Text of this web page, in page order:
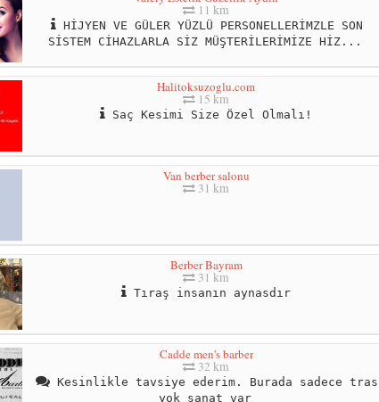
11 km
HİJYEN VE GÜLER YÜZLÜ PERSONELLERİMZLE SON
SİSTEM CİHAZLARLA SİZ MÜŞTERİLERİMİZE HİZ...
Halitoksuzoglu.com
15 km
Saç Kesimi Size Özel Olmalı!
Van berber salonu
31 km
Berber Bayram
31 km
Tıraş insanın aynasdır
Cadde men's barber
32 km
Kesinlikle tavsiye ederim. Burada sadece tras
yok sanat var